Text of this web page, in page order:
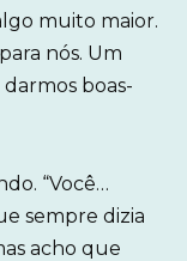
muito maior.
nós. Um
boas-
“Você…
sempre dizia
acho que